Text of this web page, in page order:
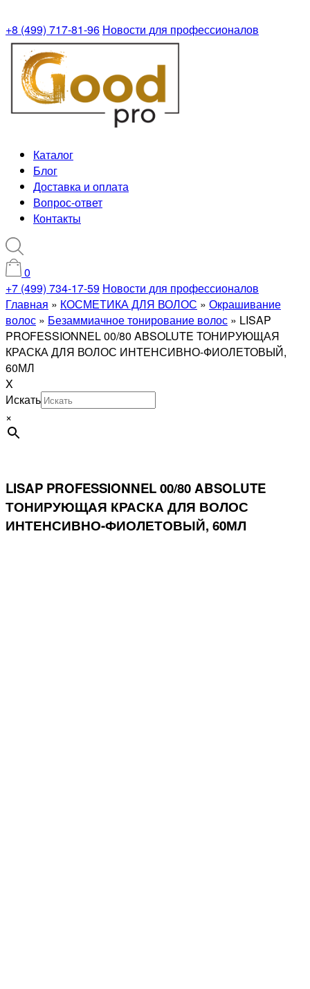
+8 (499) 717-81-96 Новости для профессионалов
Каталог
Блог
Доставка и оплата
Вопрос-ответ
Контакты
0
+7 (499) 734-17-59 Новости для профессионалов
Главная » КОСМЕТИКА ДЛЯ ВОЛОС » Окрашивание
волос » Безаммиачное тонирование волос » LISAP
PROFESSIONNEL 00/80 ABSOLUTE ТОНИРУЮЩАЯ
КРАСКА ДЛЯ ВОЛОС ИНТЕНСИВНО-ФИОЛЕТОВЫЙ,
60МЛ
X
Искать
×
LISAP PROFESSIONNEL 00/80 ABSOLUTE
ТОНИРУЮЩАЯ КРАСКА ДЛЯ ВОЛОС
ИНТЕНСИВНО-ФИОЛЕТОВЫЙ, 60МЛ